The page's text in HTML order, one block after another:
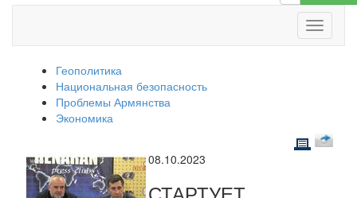
Геополитика
Национальная безопасность
Проблемы Армянства
Экономика
08.10.2023